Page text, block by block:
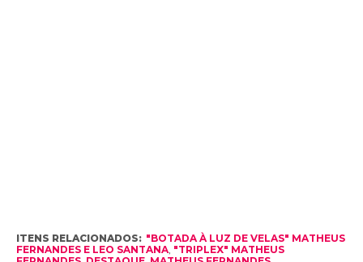
ITENS RELACIONADOS: "BOTADA À LUZ DE VELAS" MATHEUS
FERNANDES E LEO SANTANA, "TRIPLEX" MATHEUS